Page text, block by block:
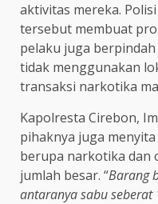
aktivitas mereka.
tersebut membuat
pelaku juga
tidak menggunakan
transaksi narkotika
Kapolresta Cirebon,
pihaknya juga
berupa narkotika dan
jumlah besar. “Barang
antaranya sabu